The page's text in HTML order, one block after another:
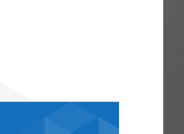
er bei einer
maximal 100.000 € als Summe
eine
der bereits Pensionszahlungen
beachtet, also die